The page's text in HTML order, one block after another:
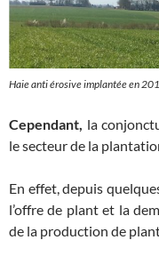
Haie anti érosive implantée en
Cependant, la
le secteur de la
En effet, depuis
l’offre de plant et la
de la production de